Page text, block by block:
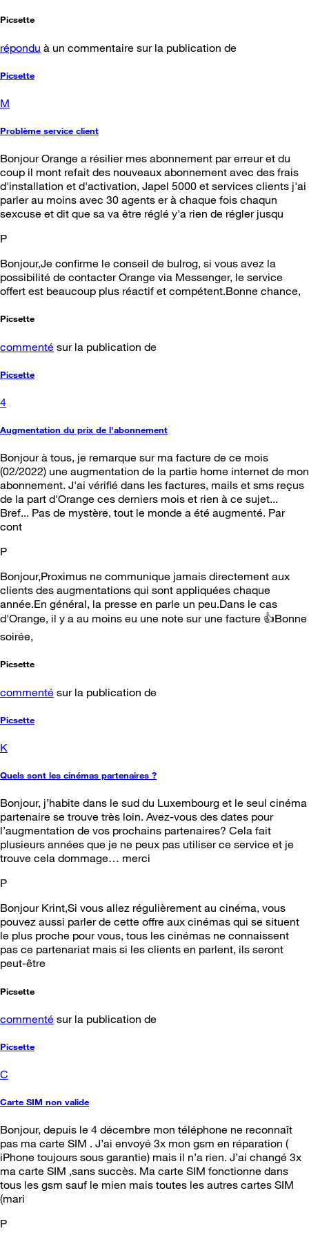
Picsette
répondu à un commentaire sur la publication de
Picsette
M
Problème service client
Bonjour Orange a résilier mes abonnement par erreur et du
coup il mont refait des nouveaux abonnement avec des frais
d'installation et d'activation, Japel 5000 et services clients j'ai
parler au moins avec 30 agents er à chaque fois chaqun
sexcuse et dit que sa va être réglé y'a rien de régler jusqu
P
Bonjour,Je confirme le conseil de bulrog, si vous avez la
possibilité de contacter Orange via Messenger, le service
offert est beaucoup plus réactif et compétent.Bonne chance,
Picsette
commenté sur la publication de
Picsette
4
Augmentation du prix de l'abonnement
Bonjour à tous, je remarque sur ma facture de ce mois
(02/2022) une augmentation de la partie home internet de mon
abonnement. J'ai vérifié dans les factures, mails et sms reçus
de la part d'Orange ces derniers mois et rien à ce sujet...
Bref... Pas de mystère, tout le monde a été augmenté. Par
cont
P
Bonjour,Proximus ne communique jamais directement aux
clients des augmentations qui sont appliquées chaque
année.En général, la presse en parle un peu.Dans le cas
d'Orange, il y a au moins eu une note sur une facture 👍Bonne
soirée,
Picsette
commenté sur la publication de
Picsette
K
Quels sont les cinémas partenaires ?
Bonjour, j’habite dans le sud du Luxembourg et le seul cinéma
partenaire se trouve très loin. Avez-vous des dates pour
l’augmentation de vos prochains partenaires? Cela fait
plusieurs années que je ne peux pas utiliser ce service et je
trouve cela dommage… merci
P
Bonjour Krint,Si vous allez régulièrement au cinéma, vous
pouvez aussi parler de cette offre aux cinémas qui se situent
le plus proche pour vous, tous les cinémas ne connaissent
pas ce partenariat mais si les clients en parlent, ils seront
peut-être
Picsette
commenté sur la publication de
Picsette
C
Carte SIM non valide
Bonjour, depuis le 4 décembre mon téléphone ne reconnaît
pas ma carte SIM . J’ai envoyé 3x mon gsm en réparation (
iPhone toujours sous garantie) mais il n’a rien. J’ai changé 3x
ma carte SIM ,sans succès. Ma carte SIM fonctionne dans
tous les gsm sauf le mien mais toutes les autres cartes SIM
(mari
P